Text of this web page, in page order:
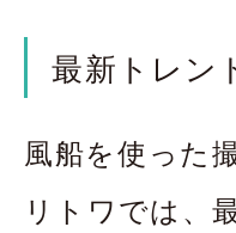
最新トレン
風船を使った
リトワでは、